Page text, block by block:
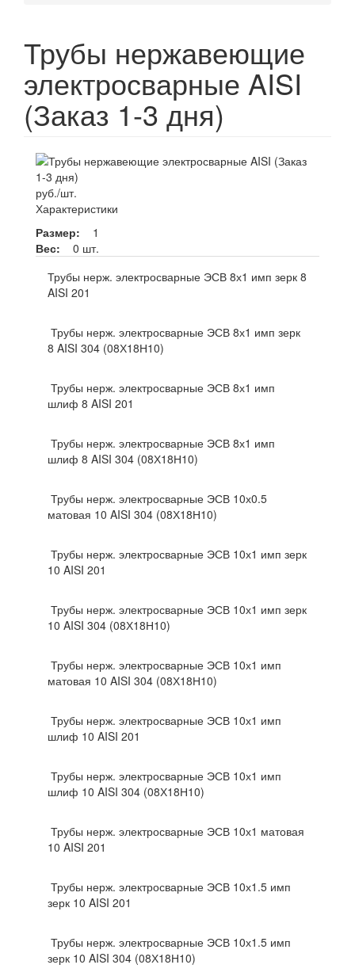
Трубы нержавеющие
электросварные AISI
(Заказ 1-3 дня)
руб./шт.
Характеристики
Размер:
1
Вес:
0 шт.
Трубы нерж. электросварные ЭСВ 8х1 имп зерк 8
AISI 201
Трубы нерж. электросварные ЭСВ 8х1 имп зерк
8 AISI 304 (08Х18Н10)
Трубы нерж. электросварные ЭСВ 8х1 имп
шлиф 8 AISI 201
Трубы нерж. электросварные ЭСВ 8х1 имп
шлиф 8 AISI 304 (08Х18Н10)
Трубы нерж. электросварные ЭСВ 10х0.5
матовая 10 AISI 304 (08Х18Н10)
Трубы нерж. электросварные ЭСВ 10х1 имп зерк
10 AISI 201
Трубы нерж. электросварные ЭСВ 10х1 имп зерк
10 AISI 304 (08Х18Н10)
Трубы нерж. электросварные ЭСВ 10х1 имп
матовая 10 AISI 304 (08Х18Н10)
Трубы нерж. электросварные ЭСВ 10х1 имп
шлиф 10 AISI 201
Трубы нерж. электросварные ЭСВ 10х1 имп
шлиф 10 AISI 304 (08Х18Н10)
Трубы нерж. электросварные ЭСВ 10х1 матовая
10 AISI 201
Трубы нерж. электросварные ЭСВ 10х1.5 имп
зерк 10 AISI 201
Трубы нерж. электросварные ЭСВ 10х1.5 имп
зерк 10 AISI 304 (08Х18Н10)